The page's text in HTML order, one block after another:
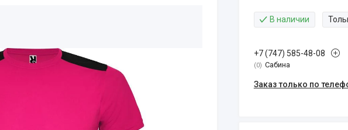
В наличии
+7 (747) 585-48-08
0 Сабина
Заказ только по